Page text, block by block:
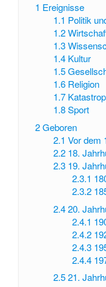
1 Ereignisse
1.1 Politik
1.2
1.3
1.4 Kultur
1.5
1.6 Religion
1.7
1.8 Sport
2Geboren
2.1 Vor dem
2.2 18.
2.3 19.
2.3.1
2.3.2
2.4 20.
2.4.1
2.4.2
2.4.3
2.4.4
2.5 21.